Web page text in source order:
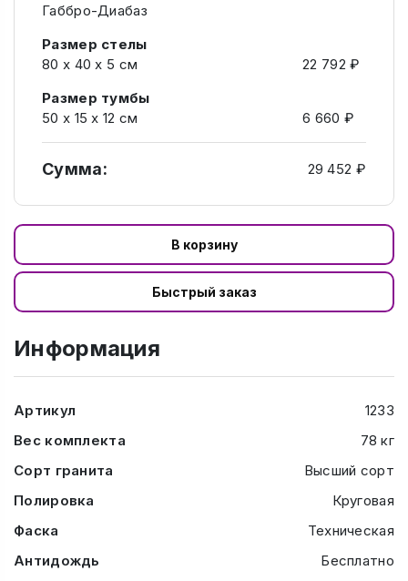
Габбро-Диабаз
Размер стелы
80 х 40 х 5 см
22 792 ₽
Размер тумбы
50 х 15 х 12 см
6 660 ₽
Сумма: 29 452 ₽
В корзину
Быстрый заказ
Информация
Артикул
1233
Вес комплекта
78 кг
Сорт гранита
Высший сорт
Полировка
Круговая
Фаска
Техническая
Антидождь
Бесплатно